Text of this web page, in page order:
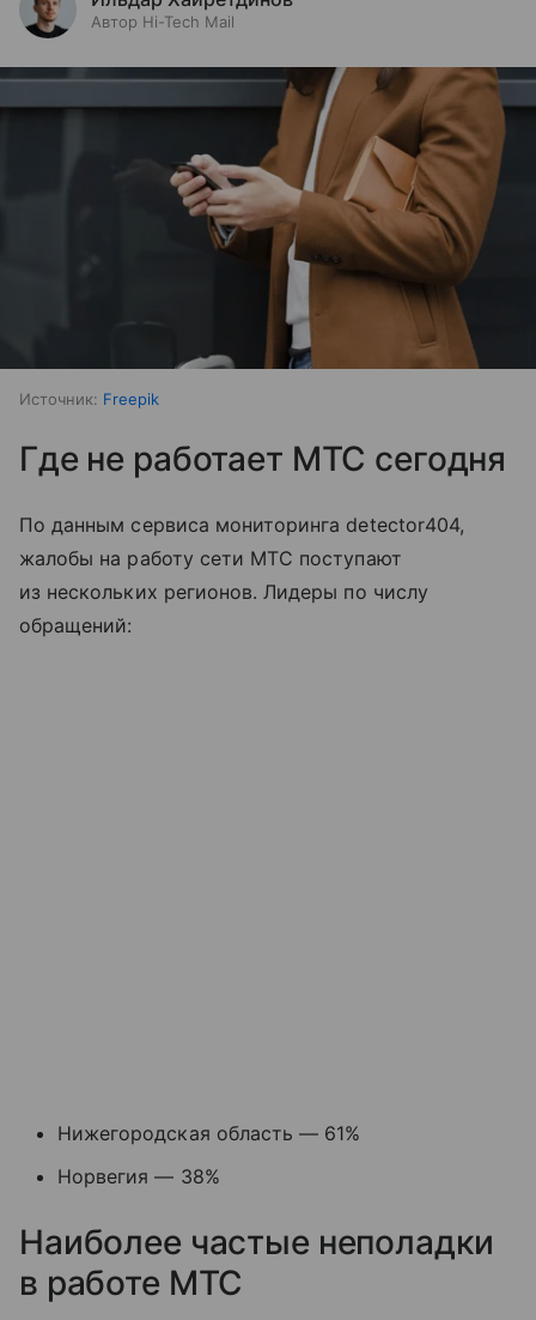
Автор Hi-Tech Mail
Источник: Freepik
Где не работает МТС сегодня
По данным сервиса мониторинга detector404,
жалобы на работу сети МТС поступают
из нескольких регионов. Лидеры по числу
обращений:
Нижегородская область — 61%
Норвегия — 38%
Наиболее частые неполадки
в работе МТС